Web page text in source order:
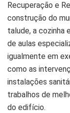
Recuperação e
construção do
talude, a cozinha
de aulas
igualmente em
como as
instalações
trabalhos de
do edifício.